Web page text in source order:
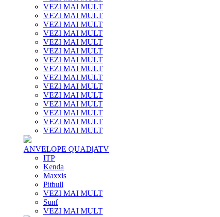
VEZI MAI MULT
VEZI MAI MULT
VEZI MAI MULT
VEZI MAI MULT
VEZI MAI MULT
VEZI MAI MULT
VEZI MAI MULT
VEZI MAI MULT
VEZI MAI MULT
VEZI MAI MULT
VEZI MAI MULT
VEZI MAI MULT
VEZI MAI MULT
VEZI MAI MULT
VEZI MAI MULT
ANVELOPE QUAD|ATV
ITP
Kenda
Maxxis
Pitbull
VEZI MAI MULT
Sunf
VEZI MAI MULT